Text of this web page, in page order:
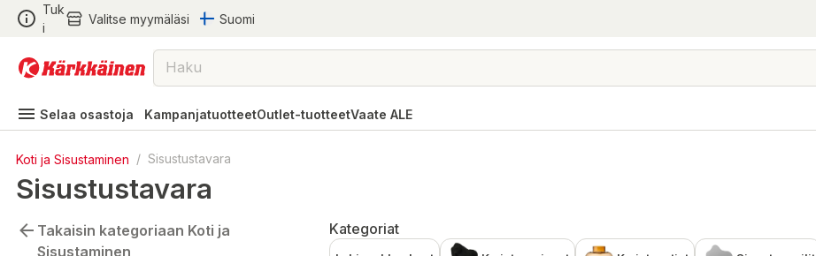
Tuk
i
Valitse myymäläsi Suomi
Selaa osastoja KampanjatuotteetOutlet-tuotteetVaate ALE
Koti ja Sisustaminen / Sisustustavara
Sisustustavara
Takaisin kategoriaan Koti ja
Sisustaminen
Kategoriat